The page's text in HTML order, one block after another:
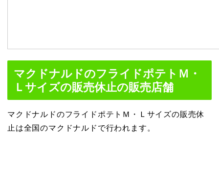
マクドナルドのフライドポテトＭ・
Ｌサイズの販売休止の販売店舗
マクドナルドのフライドポテトＭ・Ｌサイズの販売休
止は全国のマクドナルドで行われます。